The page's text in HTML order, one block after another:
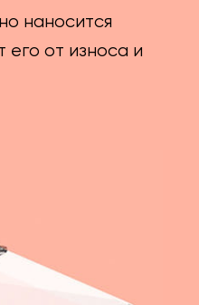
наносится
от износа и